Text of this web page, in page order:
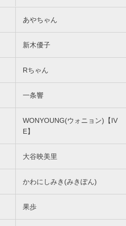
あやちゃん
新木優子
Rちゃん
一条響
WONYOUNG(ウォニョン)【IV
E】
大谷映美里
かわにしみき(みきぽん)
果歩